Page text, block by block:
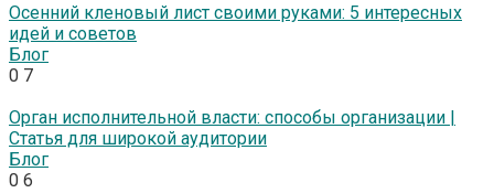
Осенний кленовый лист своими руками: 5 интересных
идей и советов
Блог
0 7
Орган исполнительной власти: способы организации |
Статья для широкой аудитории
Блог
0 6